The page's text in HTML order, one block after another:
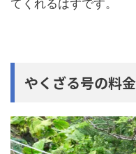
てくれるはずです。
やくざる号の料金